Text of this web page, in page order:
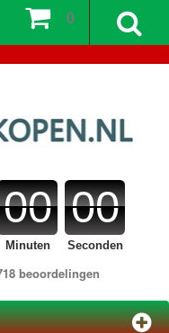
00
Minuten
00
Seconden
beoordelingen
0